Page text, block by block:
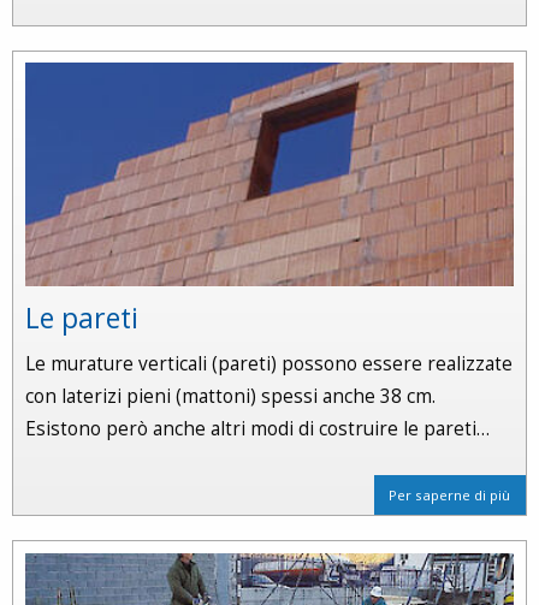
Le pareti
Le murature verticali (pareti) possono essere realizzate
con laterizi pieni (mattoni) spessi anche 38 cm.
Esistono però anche altri modi di costruire le pareti…
Per saperne di più